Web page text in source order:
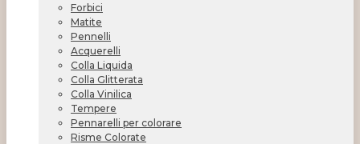
Forbici
Matite
Pennelli
Acquerelli
Colla Liquida
Colla Glitterata
Colla Vinilica
Tempere
Pennarelli per colorare
Risme Colorate